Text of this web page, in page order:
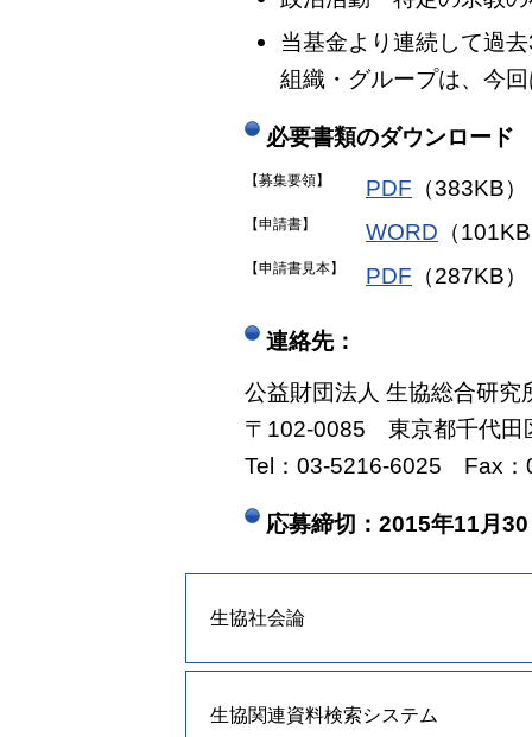
当基金より連続して過
組織・グループは、今
必要書類のダウンロード
【募集要領】 PDF （383KB）
【申請書】 WORD （
【申請書見本】 PDF （287KB）
連絡先：
公益財団法人 生協総合研
〒102-0085 東京都千代田
Tel：03-5216-6025 Fax
応募締切：2015年11月
生協社会論
生協関連資料検索システム